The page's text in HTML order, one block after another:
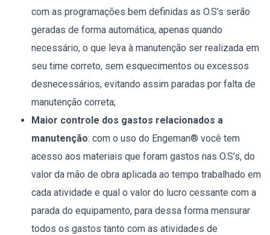
com as programações bem definidas as O.S’s serão
geradas de forma automática, apenas quando
necessário, o que leva à manutenção ser realizada em
seu time correto, sem esquecimentos ou excessos
desnecessários, evitando assim paradas por falta de
manutenção correta;
Maior controle dos gastos relacionados a
manutenção: com o uso do Engeman® você tem
acesso aos materiais que foram gastos nas O.S’s, do
valor da mão de obra aplicada ao tempo trabalhado em
cada atividade e qual o valor do lucro cessante com a
parada do equipamento, para dessa forma mensurar
todos os gastos tanto com as atividades de